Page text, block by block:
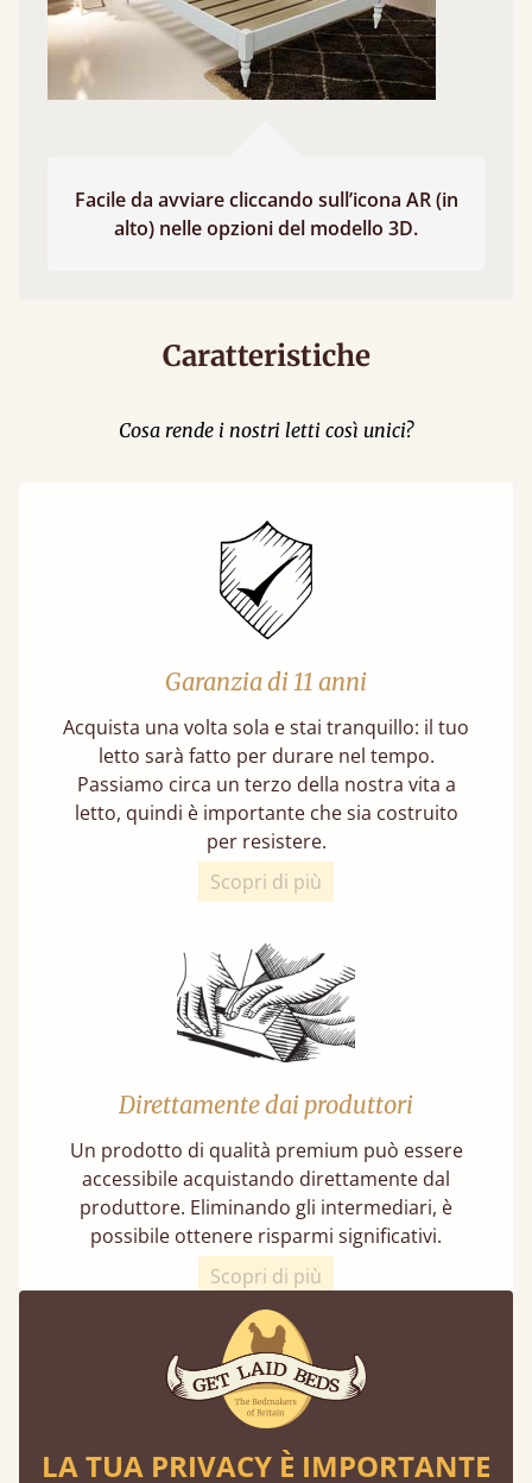
Facile da avviare cliccando sull’icona AR (in
alto) nelle opzioni del modello 3D.
Caratteristiche
Cosa rende i nostri letti così unici?
Garanzia di 11 anni
Acquista una volta sola e stai tranquillo: il tuo
letto sarà fatto per durare nel tempo.
Passiamo circa un terzo della nostra vita a
letto, quindi è importante che sia costruito
per resistere.
Scopri di più
Direttamente dai produttori
Un prodotto di qualità premium può essere
accessibile acquistando direttamente dal
produttore. Eliminando gli intermediari, è
possibile ottenere risparmi significativi.
Scopri di più
LA TUA PRIVACY È IMPORTANTE